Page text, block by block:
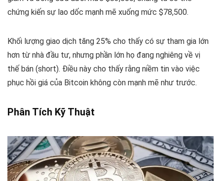
chứng kiến sự lao dốc mạnh mẽ xuống mức $78,500.
Khối lượng giao dịch tăng 25% cho thấy có sự tham gia lớn
hơn từ nhà đầu tư, nhưng phần lớn họ đang nghiêng về vị
thế bán (short). Điều này cho thấy rằng niềm tin vào việc
phục hồi giá của Bitcoin không còn mạnh mẽ như trước.
Phân Tích Kỹ Thuật